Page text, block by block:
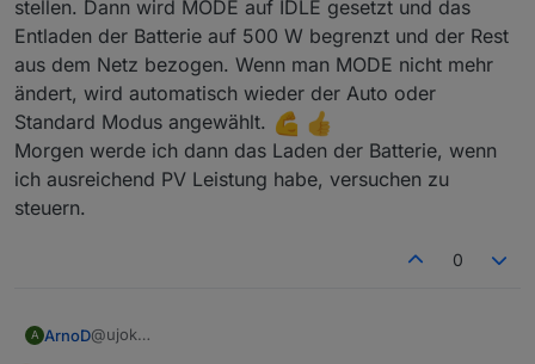
stellen. Dann wird MODE auf IDLE gesetzt und das
Entladen der Batterie auf 500 W begrenzt und der Rest
aus dem Netz bezogen. Wenn man MODE nicht mehr
ändert, wird automatisch wieder der Auto oder
Standard Modus angewählt.
Morgen werde ich dann das Laden der Batterie, wenn
ich ausreichend PV Leistung habe, versuchen zu
steuern.
0
A ArnoD@ujok